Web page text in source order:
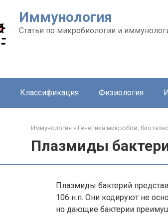
Иммунология
Статьи по микробиологии и
Классификация Физиология
Иммунология » Генетика микробов,
Плазмиды
Плазмиды бактерий
106 н.п. Они кодируют не
но дающие бактерии